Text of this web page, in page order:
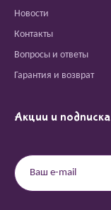
Новости
Контакты
Вопросы и ответы
Гарантия и возврат
Акции и подписка